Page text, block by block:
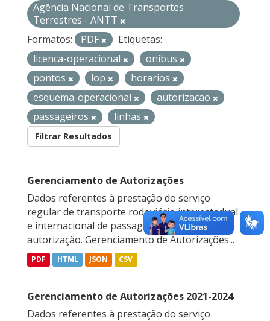
Agência Nacional de Transportes
Terrestres - ANTT
Formatos:
PDF
Etiquetas:
licenca-operacional
onibus
pontos
lop
horarios
esquema-operacional
autorizacao
passageiros
linhas
Filtrar Resultados
Gerenciamento de Autorizações
Dados referentes à prestação do serviço
regular de transporte rodoviário interestadual
e internacional de passageiros, sob regime de
autorização. Gerenciamento de Autorizações...
PDF HTML JSON CSV
Gerenciamento de Autorizações 2021-2024
Dados referentes à prestação do serviço